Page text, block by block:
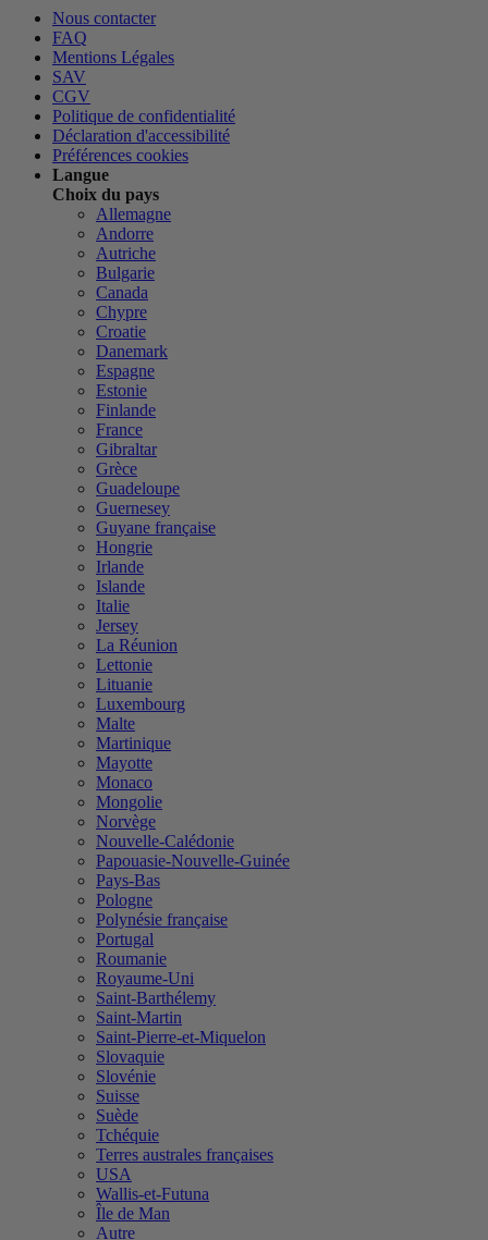
Nous contacter
FAQ
Mentions Légales
SAV
CGV
Politique de confidentialité
Déclaration d'accessibilité
Préférences cookies
Langue
Choix du pays
Allemagne
Andorre
Autriche
Bulgarie
Canada
Chypre
Croatie
Danemark
Espagne
Estonie
Finlande
France
Gibraltar
Grèce
Guadeloupe
Guernesey
Guyane française
Hongrie
Irlande
Islande
Italie
Jersey
La Réunion
Lettonie
Lituanie
Luxembourg
Malte
Martinique
Mayotte
Monaco
Mongolie
Norvège
Nouvelle-Calédonie
Papouasie-Nouvelle-Guinée
Pays-Bas
Pologne
Polynésie française
Portugal
Roumanie
Royaume-Uni
Saint-Barthélemy
Saint-Martin
Saint-Pierre-et-Miquelon
Slovaquie
Slovénie
Suisse
Suède
Tchéquie
Terres australes françaises
USA
Wallis-et-Futuna
Île de Man
Autre